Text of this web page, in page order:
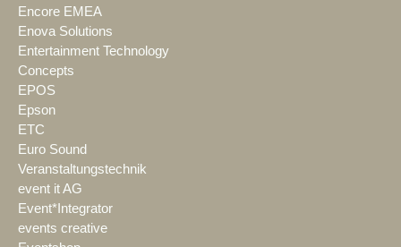
Encore EMEA
Enova Solutions
Entertainment Technology
Concepts
EPOS
Epson
ETC
Euro Sound
Veranstaltungstechnik
event it AG
Event*Integrator
events creative